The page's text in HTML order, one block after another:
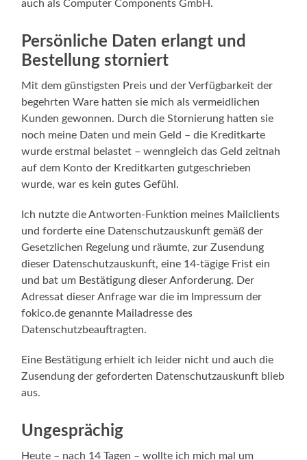
auch als Computer Components GmbH.
Persönliche Daten erlangt und
Bestellung storniert
Mit dem günstigsten Preis und der Verfügbarkeit der
begehrten Ware hatten sie mich als vermeidlichen
Kunden gewonnen. Durch die Stornierung hatten sie
noch meine Daten und mein Geld – die Kreditkarte
wurde erstmal belastet – wenngleich das Geld zeitnah
auf dem Konto der Kreditkarten gutgeschrieben
wurde, war es kein gutes Gefühl.
Ich nutzte die Antworten-Funktion meines Mailclients
und forderte eine Datenschutzauskunft gemäß der
Gesetzlichen Regelung und räumte, zur Zusendung
dieser Datenschutzauskunft, eine 14-tägige Frist ein
und bat um Bestätigung dieser Anforderung. Der
Adressat dieser Anfrage war die im Impressum der
fokico.de genannte Mailadresse des
Datenschutzbeauftragten.
Eine Bestätigung erhielt ich leider nicht und auch die
Zusendung der geforderten Datenschutzauskunft blieb
aus.
Ungesprächig
Heute – nach 14 Tagen – wollte ich mich mal um